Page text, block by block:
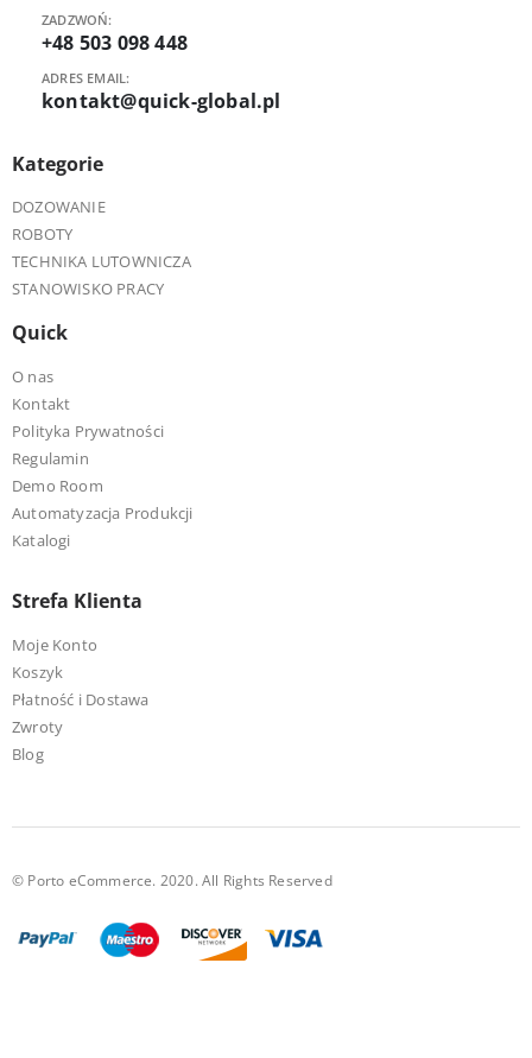
ZADZWOŃ:
+48 503 098 448
ADRES EMAIL:
kontakt@quick-global.pl
Kategorie
DOZOWANIE
ROBOTY
TECHNIKA LUTOWNICZA
STANOWISKO PRACY
Quick
O nas
Kontakt
Polityka Prywatności
Regulamin
Demo Room
Automatyzacja Produkcji
Katalogi
Strefa Klienta
Moje Konto
Koszyk
Płatność i Dostawa
Zwroty
Blog
© Porto eCommerce. 2020. All Rights Reserved